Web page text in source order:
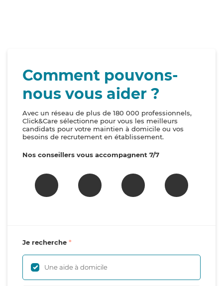
Comment pouvons-
nous vous aider ?
Avec un réseau de plus de 180 000 professionnels,
Click&Care sélectionne pour vous les meilleurs
candidats pour votre maintien à domicile ou vos
besoins de recrutement en établissement.
Nos conseillers vous accompagnent 7/7
Je recherche
Une aide à domicile